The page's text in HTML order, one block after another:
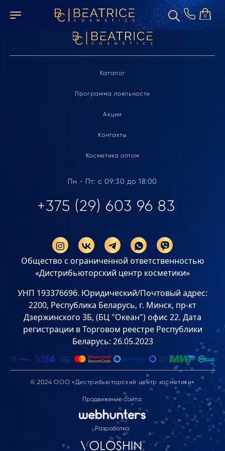
0
Элемент не найден
Каталог
Программа лояльности
Акции
Контакты
Косметика оптом
Пн - Пт: с 09:30 до 18:00
+375 (29) 603 96 83
Общество с ограниченной ответственностью
«Дистрибьюторский центр косметики»
УНП 193376696. Юридический/Почтовый адрес:
2200, Республика Беларусь, г. Минск, пр-кт
Дзержинского 3Б, (БЦ "Океан") офис 22. Дата
регистрации в Торговом реестре Республики
Беларусь: 26.05.2023
© 2024 ООО «Дистрибьюторский центр косметики»
Продвижение сайта:
Разработка: